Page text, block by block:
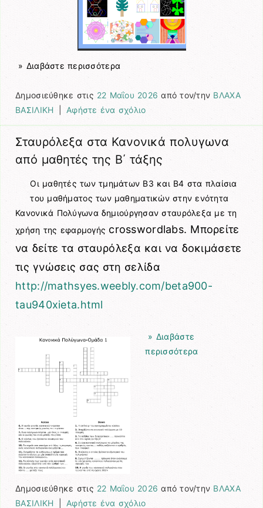
» Διαβάστε περισσότερα
Δημοσιεύθηκε στις 22 Μαΐου 2026 από τον/την ΒΛΑΧΑ
ΒΑΣΙΛΙΚΗ
Αφήστε ένα σχόλιο
Σταυρόλεξα στα Κανονικά πολυγωνα
από μαθητές της Β΄ τάξης
Οι μαθητές των τμημάτων Β3 και Β4 στα πλαίσια
του μαθήματος των μαθηματικών στην ενότητα
Κανονικά Πολύγωνα δημιούργησαν σταυρόλεξα με τη
χρήση της εφαρμογής crosswordlabs. Μπορείτε
να δείτε τα σταυρόλεξα και να δοκιμάσετε
τις γνώσεις σας στη σελίδα
http://mathsyes.weebly.com/beta900-
tau940xieta.html
» Διαβάστε
περισσότερα
Δημοσιεύθηκε στις 22 Μαΐου 2026 από τον/την ΒΛΑΧΑ
ΒΑΣΙΛΙΚΗ
Αφήστε ένα σχόλιο